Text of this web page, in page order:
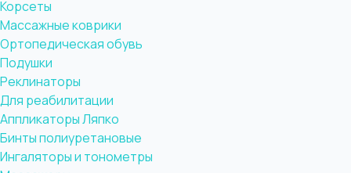
Корсеты
Массажные коврики
Ортопедическая обувь
Подушки
Реклинаторы
Для реабилитации
Аппликаторы Ляпко
Бинты полиуретановые
Ингаляторы и тонометры